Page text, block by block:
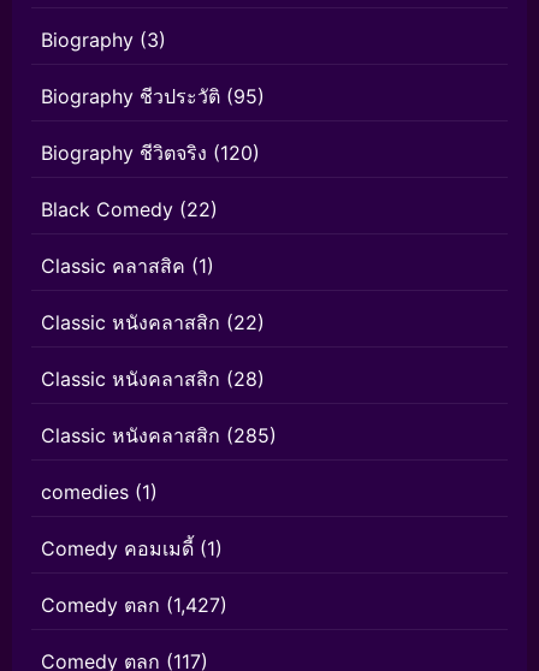
Biography (3)
Biography ชีวประวัติ (95)
Biography ชีวิตจริง (120)
Black Comedy (22)
Classic คลาสสิค (1)
Classic หนังคลาสสิก (22)
Classic หนังคลาสสิก (28)
Classic หนังคลาสสิก (285)
comedies (1)
Comedy คอมเมดี้ (1)
Comedy ตลก (1,427)
Comedy ตลก (117)